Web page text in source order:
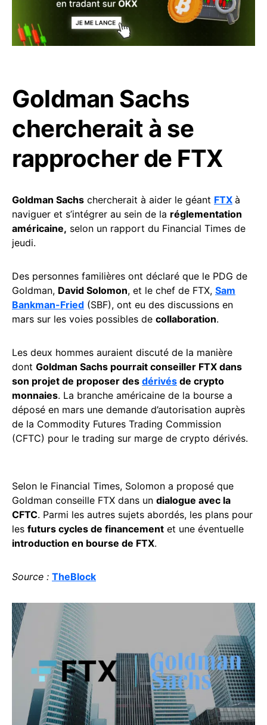
Goldman Sachs
chercherait à se
rapprocher de FTX
Goldman Sachs chercherait à aider le géant FTX à
naviguer et s’intégrer au sein de la réglementation
américaine, selon un rapport du Financial Times de
jeudi.
Des personnes familières ont déclaré que le PDG de
Goldman, David Solomon, et le chef de FTX, Sam
Bankman-Fried (SBF), ont eu des discussions en
mars sur les voies possibles de collaboration.
Les deux hommes auraient discuté de la manière
dont Goldman Sachs pourrait conseiller FTX dans
son projet de proposer des dérivés de crypto
monnaies. La branche américaine de la bourse a
déposé en mars une demande d’autorisation auprès
de la Commodity Futures Trading Commission
(CFTC) pour le trading sur marge de crypto dérivés.
Selon le Financial Times, Solomon a proposé que
Goldman conseille FTX dans un dialogue avec la
CFTC. Parmi les autres sujets abordés, les plans pour
les futurs cycles de financement et une éventuelle
introduction en bourse de FTX.
Source : TheBlock